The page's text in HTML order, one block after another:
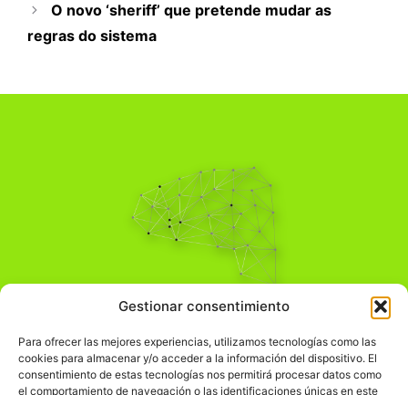
Gestionar consentimiento
Para ofrecer las mejores experiencias, utilizamos tecnologías como las
cookies para almacenar y/o acceder a la información del dispositivo. El
consentimiento de estas tecnologías nos permitirá procesar datos como
el comportamiento de navegación o las identificaciones únicas en este
O novo ‘sheriff’ que pretende mudar as
regras do sistema
Pensamiento Crítico
Comprender el mundo para transformarlo.